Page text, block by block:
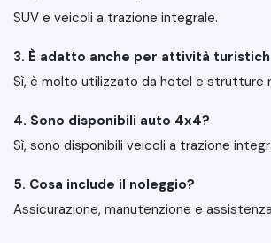
SUV e veicoli a trazione integrale.
3. È adatto anche per attività
Sì, è molto utilizzato da hotel e strutture
4. Sono disponibili auto 4x4?
Sì, sono disponibili veicoli a trazione
5. Cosa include il noleggio?
Assicurazione, manutenzione e